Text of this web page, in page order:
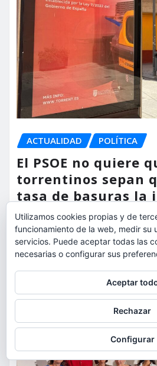
ACTUALIDAD POLÍTICA
El PSOE no quiere
torrentinos sepan
tasa de basuras la
Ley 7/2022 de
torrent al dia Ago 7,
Utilizamos cookies propias y de
funcionamiento de la web, medir su
servicios. Puede aceptar todas las
necesarias o configurar sus
Aceptar
Rechazar
Configurar
Para obtener más información, incluido